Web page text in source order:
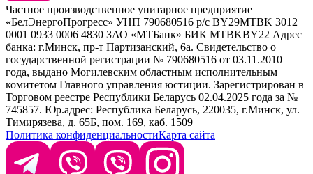
Selective Professional
White Line
+ 375 29 1649505
info@krasabel.by
Офис: г. Минск, ул. Тимирязева 65Б, офис 1509
Склад: г. Минск, ул. Домбровская, 15
Время работы: пн–чт 9:00–17:30, пт 9:00–17:00
Частное производственное унитарное предприятие
«БелЭнергоПрогресс» УНП 790680516 р/с BY29MTBK 3012
0001 0933 0006 4830 ЗАО «МТБанк» БИК MTBKBY22 Адрес
банка: г.Минск, пр-т Партизанский, 6а. Свидетельство о
государственной регистрации № 790680516 от 03.11.2010
года, выдано Могилевским областным исполнительным
комитетом Главного управления юстиции. Зарегистрирован в
Торговом реестре Республики Беларусь 02.04.2025 года за №
745857. Юр.адрес: Республика Беларусь, 220035, г.Минск, ул.
Тимирязева, д. 65Б, пом. 169, каб. 1509
Политика конфиденциальностиКарта сайта